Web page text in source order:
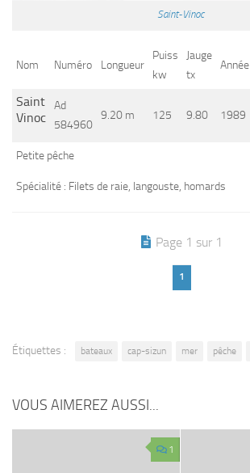
Saint-Vinoc
Nom Numéro Longueur
Puiss
kw
Jauge
tx
Année
Saint
Vinoc
Ad
584960
9.20 m 125 9.80 1989
Petite pêche
Spécialité : Filets de raie, langouste, homards
Page 1 sur 1
1
Étiquettes : bateaux cap-sizun mer pêche
VOUS AIMEREZ AUSSI...
1